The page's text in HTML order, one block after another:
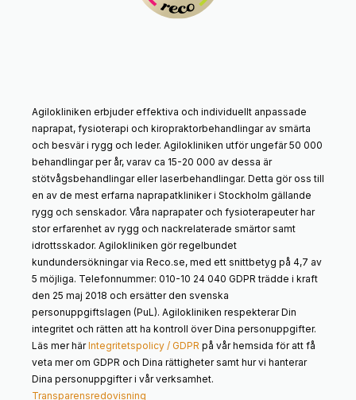
Agilokliniken erbjuder effektiva och individuellt anpassade
naprapat, fysioterapi och kiropraktorbehandlingar av smärta
och besvär i rygg och leder. Agilokliniken utför ungefär 50 000
behandlingar per år, varav ca 15-20 000 av dessa är
stötvågsbehandlingar eller laserbehandlingar. Detta gör oss till
en av de mest erfarna naprapatkliniker i Stockholm gällande
rygg och senskador. Våra naprapater och fysioterapeuter har
stor erfarenhet av rygg och nackrelaterade smärtor samt
idrottsskador. Agilokliniken gör regelbundet
kundundersökningar via Reco.se, med ett snittbetyg på 4,7 av
5 möjliga. Telefonnummer: 010-10 24 040 GDPR trädde i kraft
den 25 maj 2018 och ersätter den svenska
personuppgiftslagen (PuL). Agilokliniken respekterar Din
integritet och rätten att ha kontroll över Dina personuppgifter.
Läs mer härIntegritetspolicy / GDPR på vår hemsida för att få
veta mer om GDPR och Dina rättigheter samt hur vi hanterar
Dina personuppgifter i vår verksamhet.
Transparensredovisning